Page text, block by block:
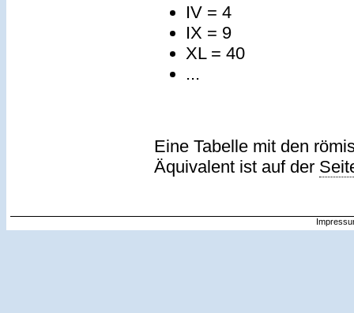
IV = 4
IX = 9
XL = 40
...
Eine Tabelle mit den
Äquivalent ist auf der